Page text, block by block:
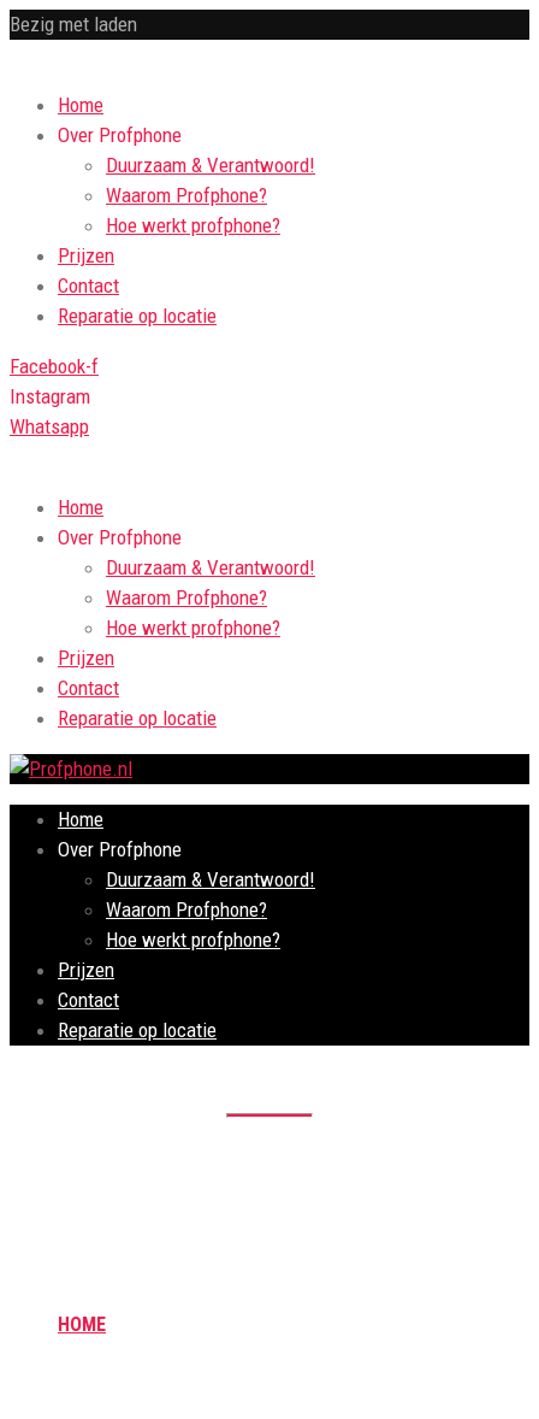
Bezig met laden
Home
Over Profphone
Duurzaam & Verantwoord!
Waarom Profphone?
Hoe werkt profphone?
Prijzen
Contact
Reparatie op locatie
Facebook-f
Instagram
Whatsapp
Home
Over Profphone
Duurzaam & Verantwoord!
Waarom Profphone?
Hoe werkt profphone?
Prijzen
Contact
Reparatie op locatie
Home
Over Profphone
Duurzaam & Verantwoord!
Waarom Profphone?
Hoe werkt profphone?
Prijzen
Contact
Reparatie op locatie
HOME